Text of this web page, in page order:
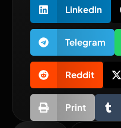
LinkedIn
Telegram
Reddit
Print